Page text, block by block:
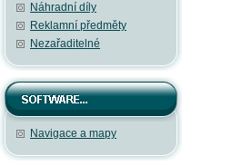
Náhradní díly
Reklamní předměty
Nezařaditelné
Navigace a mapy